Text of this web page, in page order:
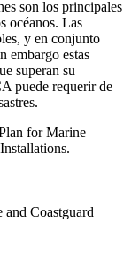
son los principales
océanos. Las
y en conjunto
embargo estas
superan su
puede requerir de
for Marine
Coastguard